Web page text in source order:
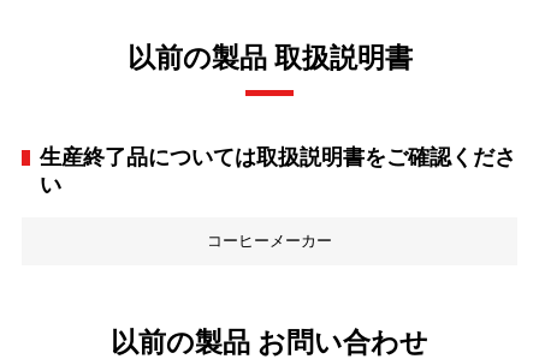
以前の製品 取扱説明書
生産終了品については取扱説明書をご確認くださ
い
コーヒーメーカー
以前の製品 お問い合わせ